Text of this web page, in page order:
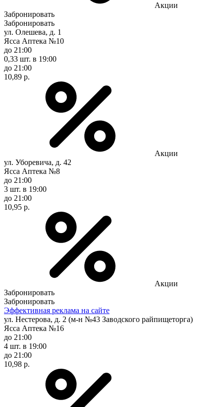
Акции
Забронировать
Забронировать
ул. Олешева, д. 1
Ясса Аптека №10
до 21:00
0,33 шт. в 19:00
до 21:00
10,89 р.
Акции
ул. Уборевича, д. 42
Ясса Аптека №8
до 21:00
3 шт. в 19:00
до 21:00
10,95 р.
Акции
Забронировать
Забронировать
Эффективная реклама на сайте
ул. Нестерова, д. 2 (м-н №43 Заводского райпищеторга)
Ясса Аптека №16
до 21:00
4 шт. в 19:00
до 21:00
10,98 р.